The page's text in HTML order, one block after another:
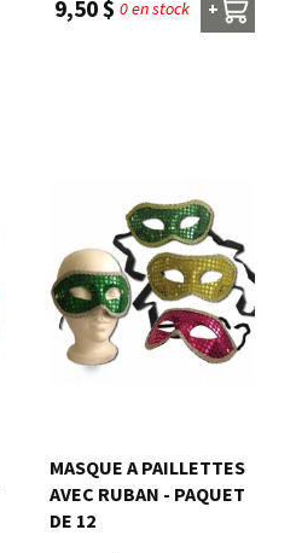
9,50 $ 0 en stock +
MASQUE A PAILLETTES
AVEC RUBAN - PAQUET
DE 12